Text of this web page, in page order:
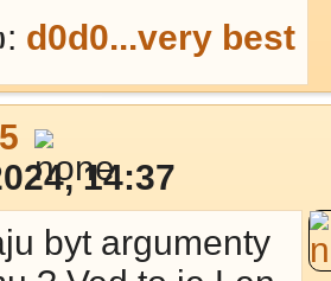
d0d0...very best
14:37
byt argumenty